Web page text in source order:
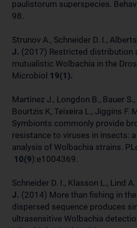
paulistorum superspecies.
98.
Strunov A., Schneider D. I.,
J. (2017) Restricted distribution
mutualistic Wolbachia in the
Microbiol 19(1).
Martinez J., Longdon B., Bauer S.,
Bourtzis K, Teixeira L., Jiggins F.
Symbionts commonly provide
resistance to viruses in insects:
analysis of Wolbachia strains.
10(9):e1004369.
Schneider D. I., Klasson L., Lind A.
J. (2014) More than fishing in
dispersed sequence produces
ultrasensitive Wolbachia